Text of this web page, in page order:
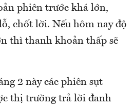
phiên trước khá lớn,
chốt lời. Nếu hôm nay độ
thì thanh khoản thấp sẽ
2 này các phiên sụt
thị trường trả lời đanh